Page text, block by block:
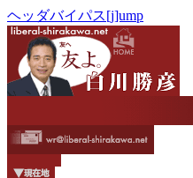
ヘッダバイパス[j]ump